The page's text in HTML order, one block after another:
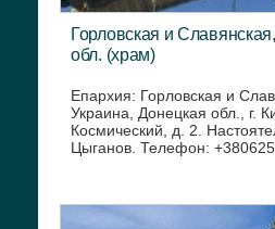
Горловская и
обл. (храм)
Епархия: Горловская и
Украина, Донецкая обл., г.
Космический, д. 2.
Цыганов. Телефон: